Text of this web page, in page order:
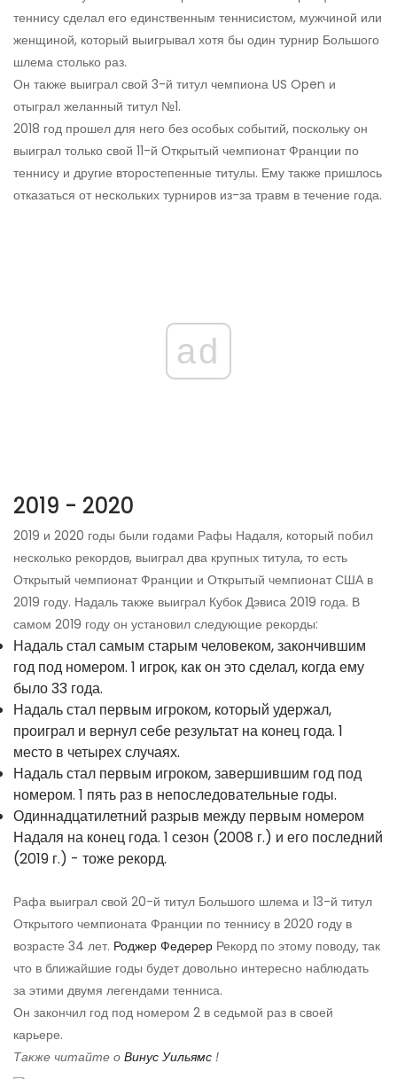
теннису сделал его единственным теннисистом, мужчиной или
женщиной, который выигрывал хотя бы один турнир Большого
шлема столько раз.
Он также выиграл свой 3-й титул чемпиона US Open и
отыграл желанный титул №1.
2018 год прошел для него без особых событий, поскольку он
выиграл только свой 11-й Открытый чемпионат Франции по
теннису и другие второстепенные титулы. Ему также пришлось
отказаться от нескольких турниров из-за травм в течение года.
ad
2019 - 2020
2019 и 2020 годы были годами Рафы Надаля, который побил
несколько рекордов, выиграл два крупных титула, то есть
Открытый чемпионат Франции и Открытый чемпионат США в
2019 году. Надаль также выиграл Кубок Дэвиса 2019 года. В
самом 2019 году он установил следующие рекорды:
Надаль стал самым старым человеком, закончившим
год под номером. 1 игрок, как он это сделал, когда ему
было 33 года.
Надаль стал первым игроком, который удержал,
проиграл и вернул себе результат на конец года. 1
место в четырех случаях.
Надаль стал первым игроком, завершившим год под
номером. 1 пять раз в непоследовательные годы.
Одиннадцатилетний разрыв между первым номером
Надаля на конец года. 1 сезон (2008 г.) и его последний
(2019 г.) - тоже рекорд.
Рафа выиграл свой 20-й титул Большого шлема и 13-й титул
Открытого чемпионата Франции по теннису в 2020 году в
возрасте 34 лет. Роджер Федерер Рекорд по этому поводу, так
что в ближайшие годы будет довольно интересно наблюдать
за этими двумя легендами тенниса.
Он закончил год под номером 2 в седьмой раз в своей
карьере.
Также читайте о Винус Уильямс !